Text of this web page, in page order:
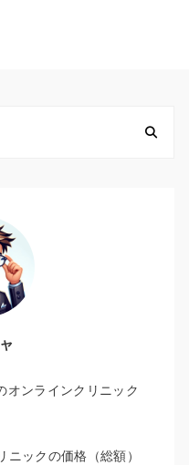
オンラインクリニック
ックの価格（総額）